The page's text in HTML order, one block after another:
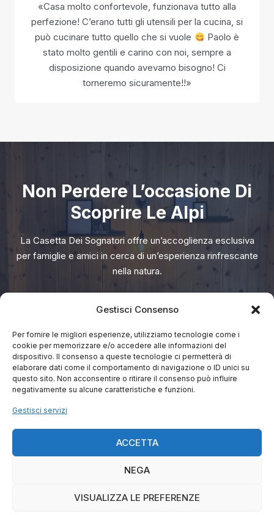
Gestisci Consenso
Per fornire le migliori esperienze, utilizziamo tecnologie come i
cookie per memorizzare e/o accedere alle informazioni del
dispositivo. Il consenso a queste tecnologie ci permetterà di
elaborare dati come il comportamento di navigazione o ID unici su
questo sito. Non acconsentire o ritirare il consenso può influire
negativamente su alcune caratteristiche e funzioni.
Gestisci servizi
ACCETTA
NEGA
VISUALIZZA LE PREFERENZE
«Casa molto confortevole, funzionava tutto alla
perfezione! C’erano tutti gli utensili per la cucina, si
può cucinare tutto quello che si vuole
Paolo è
stato molto gentili e carino con noi, sempre a
disposizione quando avevamo bisogno! Ci
torneremo sicuramente!!»
Non Perdere L’occasione Di
Scoprire Le Alpi
La Casetta Dei Sognatori offre un’accoglienza esclusiva
per famiglie e amici in cerca di un’esperienza rinfrescante
nella natura.
PRENOTA ORA
Home
Servizi
Contatto
Meteo
Copyright © 2026 La Casetta Dei Sognatori